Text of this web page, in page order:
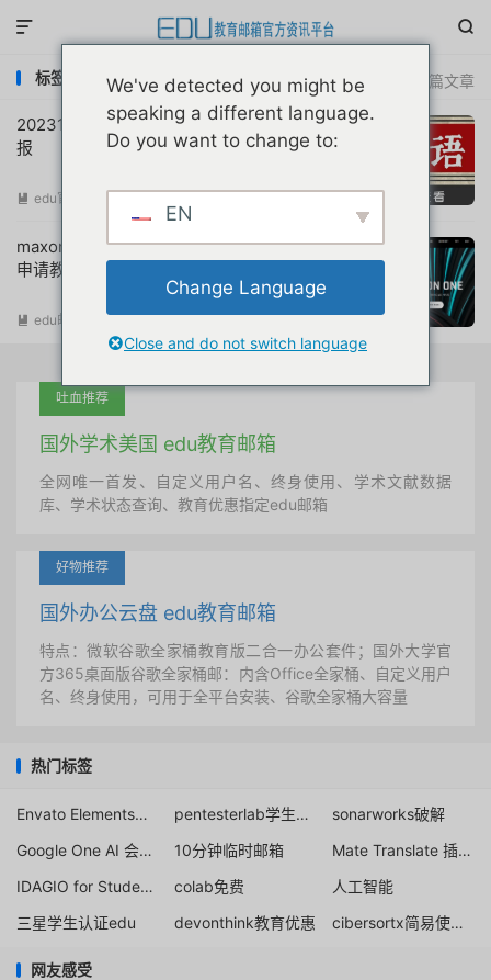


共 2 篇文章
标签：redshift教育版edu邮箱注册
20231126互联网教育优惠申请注册动态简
报
 edu官方简报
maxon one&redshift软件教育许可证注册
申请教程
 edu邮箱资讯 阅读(9563)
吐血推荐
国外学术美国 edu教育邮箱
全网唯一首发、自定义用户名、终身使用、学术文献数据
库、学术状态查询、教育优惠指定edu邮箱
好物推荐
国外办公云盘 edu教育邮箱
特点：微软谷歌全家桶教育版二合一办公套件；国外大学官
方365桌面版谷歌全家桶邮：内含Office全家桶、自定义用户
名、终身使用，可用于全平台安装、谷歌全家桶大容量
热门标签
Envato Elements会员订阅 pentesterlab学生折扣
sonarworks破解
Google One AI 会员15个月免费送
10分钟临时邮箱
Mate Translate 插件免破解
IDAGIO for Students
colab免费
人工智能
三星学生认证edu
devonthink教育优惠 cibersortx简易使用教程
网友感受
We've detected you might be
speaking a different language.
Do you want to change to:
EN
Change Language
Close and do not switch language